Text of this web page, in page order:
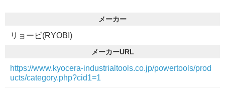
メーカー
リョービ(RYOBI)
メーカーURL
https://www.kyocera-industrialtools.co.jp/powertools/prod
ucts/category.php?cid1=1